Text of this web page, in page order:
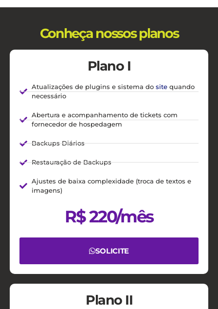
Conheça nossos planos
Plano I
Atualizações de plugins e sistema do site quando
necessário
Abertura e acompanhamento de tickets com
fornecedor de hospedagem
Backups Diários
Restauração de Backups
Ajustes de baixa complexidade (troca de textos e
imagens)
R$ 220/mês
SOLICITE
Plano II